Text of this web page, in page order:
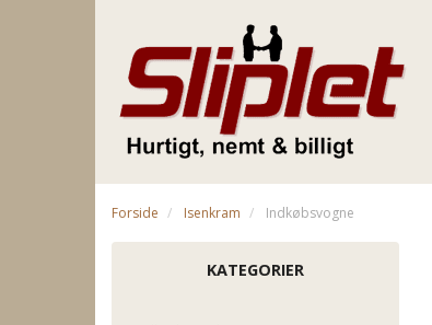
Forside Isenkram Indkøbsvogne
KATEGORIER